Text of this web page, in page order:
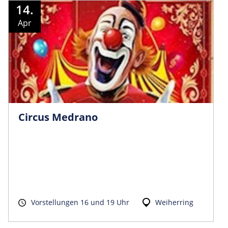
14.
Apr
Circus Medrano
Vorstellungen 16 und 19 Uhr Weiherring